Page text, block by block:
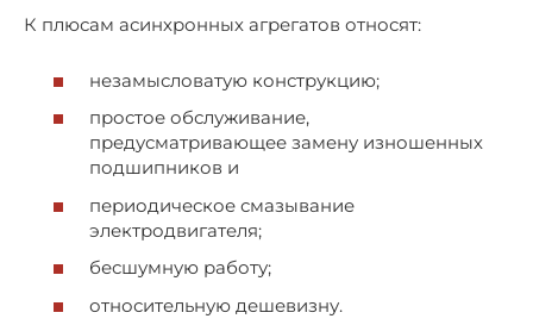
К плюсам асинхронных агрегатов относят:
незамысловатую конструкцию;
простое обслуживание,
предусматривающее замену изношенных
подшипников и
периодическое смазывание
электродвигателя;
бесшумную работу;
относительную дешевизну.